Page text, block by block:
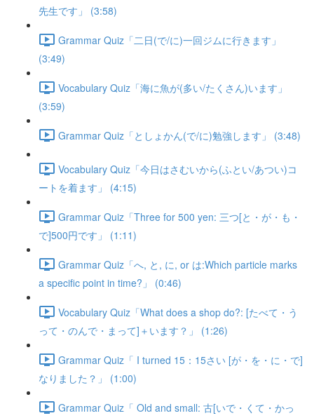
先生です」 (3:58)
Grammar Quiz「二日(で/に)一回ジムに行きます」
(3:49)
Vocabulary Quiz「海に魚が(多い/たくさん)います」
(3:59)
Grammar Quiz「としょかん(で/に)勉強します」 (3:48)
Vocabulary Quiz「今日はさむいから(ふとい/あつい)コ
ートを着ます」 (4:15)
Grammar Quiz「Three for 500 yen: 三つ[と・が・も・
で]500円です」 (1:11)
Grammar Quiz「へ, と, に, or は:Which particle marks
a specific point in time?」 (0:46)
Vocabulary Quiz「What does a shop do?: [たべて・う
って・のんで・まって]＋います？」 (1:26)
Grammar Quiz「 I turned 15：15さい [が・を・に・で]
なりました？」 (1:00)
Grammar Quiz「 Old and small: 古[いで・くて・かっ